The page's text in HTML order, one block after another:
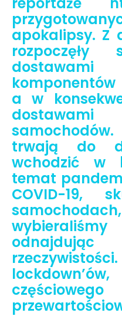
apokalipsy. Z
dostawami
a w
trwają do
wchodzić w
temat
COVID-19,
częściowego